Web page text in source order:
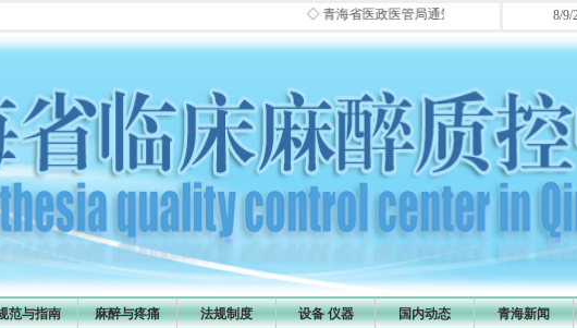
◇ 青海省医政医管局通知：请各医院麻醉信息8/9/
范与指南 麻醉与疼痛 法规制度 设备 仪器 国内动态 青海新闻